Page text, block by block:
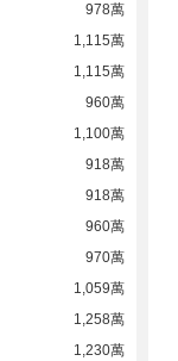
978萬
1,115萬
1,115萬
960萬
1,100萬
918萬
918萬
960萬
970萬
1,059萬
1,258萬
1,230萬